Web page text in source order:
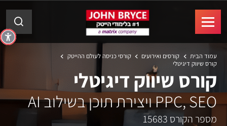
עמוד הבית קורסים ואירועים
קורסי כניסה לעולם ההייטק
קורס שיווק דיגיטלי
קורס שיווק דיגיטלי
PPC, SEO ויצירת תוכן בשילוב AI
מספר הקורס 15683